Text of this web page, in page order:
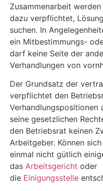
Zusammenarbeit
dazu verpflichtet,
suchen. In
ein Mitbestimmungs-
darf keine Seite der
Verhandlungen von
Der Grundsatz der
verpflichtet den
Verhandlungspositionen
seine gesetzlichen
den Betriebsrat keinen
Arbeitgeber. Können
einmal nicht gütlich
das Arbeitsgericht oder
die Einigungsstelle